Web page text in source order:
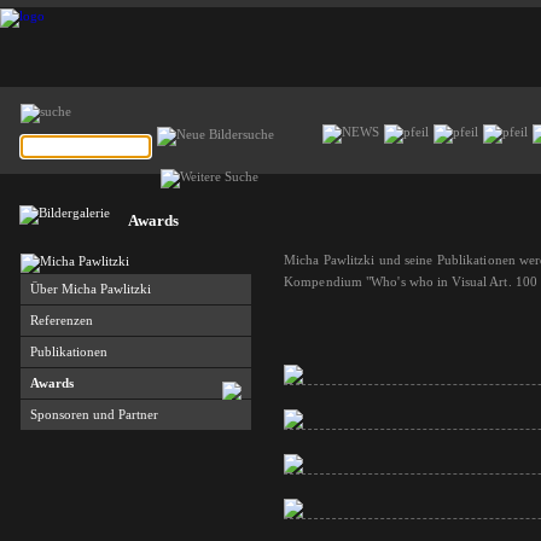
Awards
Über Micha Pawlitzki
Referenzen
Publikationen
Awards
Sponsoren und Partner
Micha Pawlitzki und seine Publikationen
Kompendium "Who's who in Visual Art. 100